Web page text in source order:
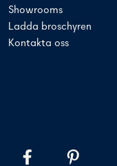
Showrooms
Ladda broschyren
Kontakta oss